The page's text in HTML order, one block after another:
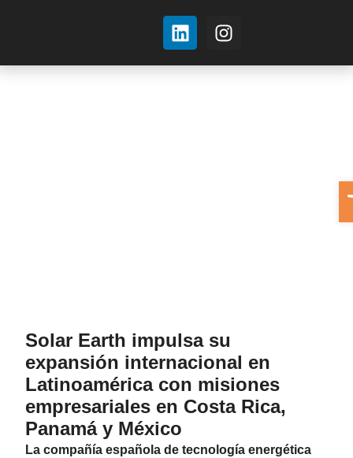
Solar Earth impulsa su
expansión internacional en
Latinoamérica con misiones
empresariales en Costa Rica,
Panamá y México
La compañía española de tecnología energética